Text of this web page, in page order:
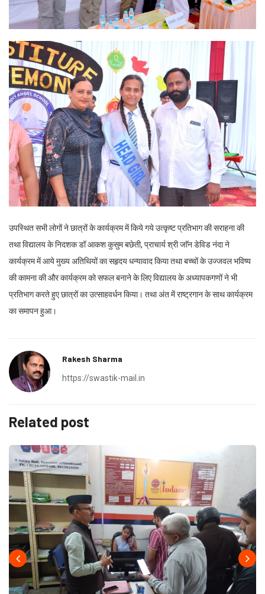
उपस्थित सभी लोगों ने छात्रों के कार्यक्रम में किये गये उत्कृष्ट प्रतिभाग की सराहना की
तथा विद्यालय के निदशक डॉ आकश कुसुम बछेती, प्राचार्य श्री जाॅन डेविड नंदा ने
कार्यक्रम में आये मुख्य अतिथियों का सहृदय धन्यावाद किया तथा बच्चों के उज्जवल भविष्य
की कामना की और कार्यक्रम को सफल बनाने के लिए विद्यालय के अध्यापकगणों ने भी
प्रतिभाग करते हुए छात्रों का उत्साहवर्धन किया। तथा अंत में राष्ट्रगान के साथ कार्यक्रम
का समापन हुआ।
Rakesh Sharma
https://swastik-mail.in
Related post